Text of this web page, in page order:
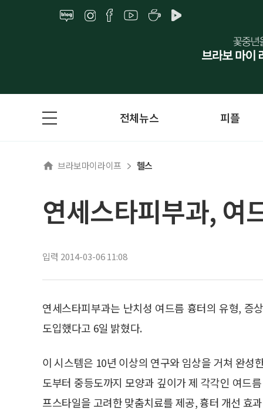
전체뉴스 피플
브라보마이라이프 헬스
연세스타피부과, 여
입력 2014-03-06 11:08
연세스타피부과는 난치성 여드름 흉터의 유형, 증
도입했다고 6일 밝혔다.
이 시스템은 10년 이상의 연구와 임상을 거쳐 완성
도부터 중등도까지 모양과 깊이가 제 각각인 여드
프스타일을 고려한 맞춤치료를 제공, 흉터 개선 효